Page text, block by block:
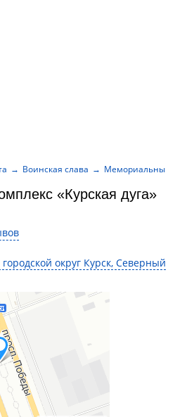
городской округ Курск, Северный
«Курская дуга»
Воинская слава Мемориальный